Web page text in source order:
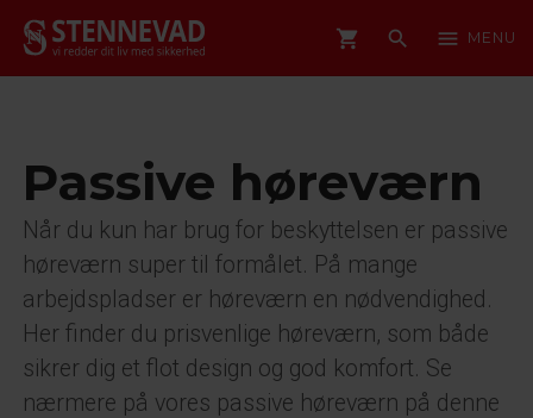
shopping_cart search menu MENU
Passive høreværn
Når du kun har brug for beskyttelsen er passive
høreværn super til formålet. På mange
arbejdspladser er høreværn en nødvendighed.
Her finder du prisvenlige høreværn, som både
sikrer dig et flot design og god komfort. Se
nærmere på vores passive høreværn på denne